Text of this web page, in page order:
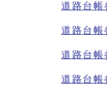
道路台
道路台
道路台
道路台